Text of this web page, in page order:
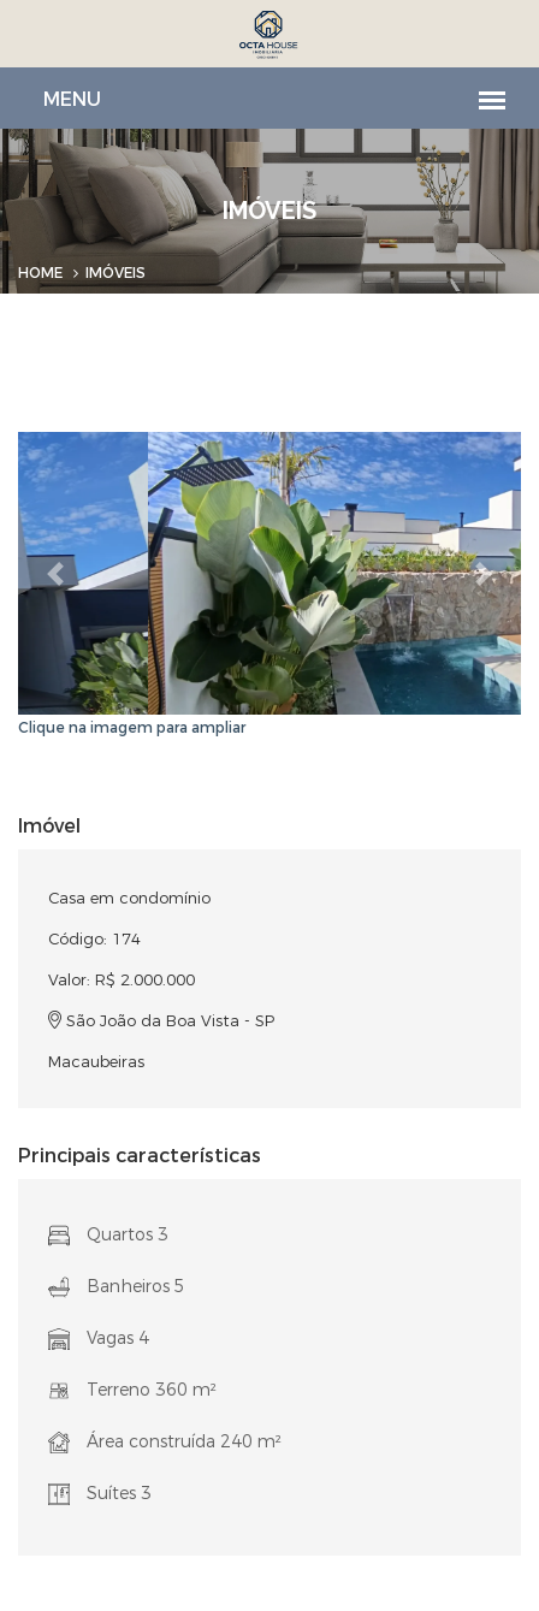
IMÓVEIS
HOME IMÓVEIS
Anterior
Clique na imagem para ampliar
Imóvel
Casa em condomínio
Código: 174
Valor: R$ 2.000.000
São João da Boa Vista - SP
Macaubeiras
Principais características
Quartos 3
Banheiros 5
Vagas 4
Terreno 360 m²
Área construída 240 m²
Suítes 3